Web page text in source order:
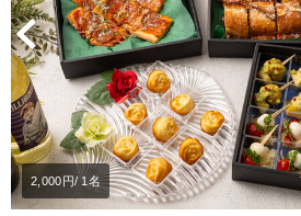
Previous
2,000円/ 1名